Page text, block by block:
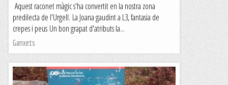
Aquest raconet màgic s'ha convertit en la nostra zona
predilecta de l'Urgell. La Joana gaudint a L3, fantasia de
crepes i peus Un bon grapat d'atributs la...
Ganxets